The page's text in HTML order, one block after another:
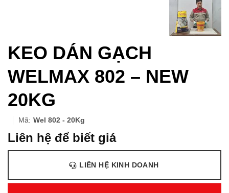
KEO DÁN GẠCH
WELMAX 802 – NEW
20KG
Mã: Wel 802 - 20Kg
Liên hệ để biết giá
LIÊN HỆ KINH DOANH